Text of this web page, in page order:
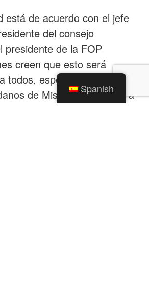
está de acuerdo con el jefe
del consejo
presidente de la FOP
creen que esto será
todos, especialmente para
de Mishawaka debido a
Spanish